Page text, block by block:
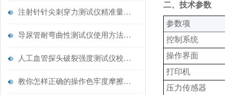
注射针针尖刺穿力测试仪精准量化针尖锋利度，构筑临床安全防线
导尿管耐弯曲性测试仪使用方法与操作规范
人工血管探头破裂强度测试仪校准规范：精准赋能医疗安全的技术基准
教你怎样正确的操作色牢度摩擦测试机
二、技术参数
‌参数项‌
控制系统
操作界面
打印机
压力传感器